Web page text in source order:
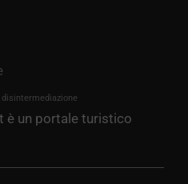
è un portale turistico